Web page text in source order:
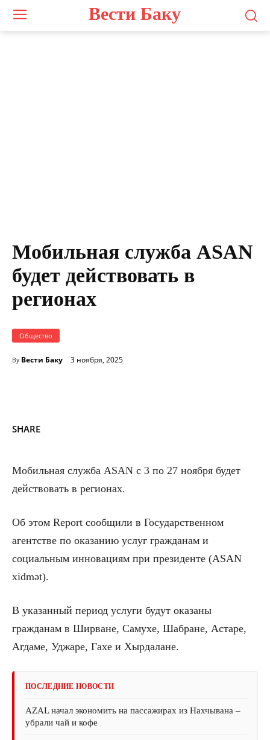
Вести Баку
Мобильная служба ASAN
будет действовать в
регионах
Общество
By Вести Баку 3 ноября, 2025
SHARE
Мобильная служба ASAN с 3 по 27 ноября будет
действовать в регионах.
Об этом Report сообщили в Государственном
агентстве по оказанию услуг гражданам и
социальным инновациям при президенте (ASAN
xidmət).
В указанный период услуги будут оказаны
гражданам в Ширване, Самухе, Шабране, Астаре,
Агдаме, Уджаре, Гахе и Хырдалане.
ПОСЛЕДНИЕ НОВОСТИ
AZAL начал экономить на пассажирах из Нахчывана –
убрали чай и кофе